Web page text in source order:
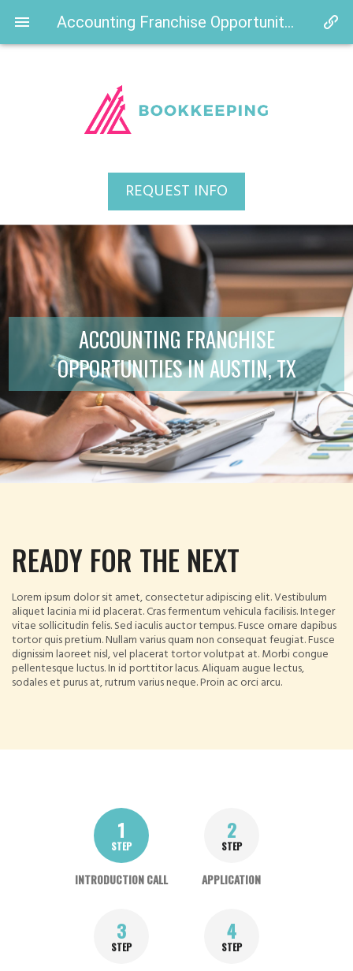
REQUEST INFO
ACCOUNTING FRANCHISE
OPPORTUNITIES IN AUSTIN, TX
READY FOR THE NEXT
Lorem ipsum dolor sit amet, consectetur adipiscing elit. Vestibulum
aliquet lacinia mi id placerat. Cras fermentum vehicula facilisis. Integer
vitae sollicitudin felis. Sed iaculis auctor tempus. Fusce ornare dapibus
tortor quis pretium. Nullam varius quam non consequat feugiat. Fusce
dignissim laoreet nisl, vel placerat tortor volutpat at. Morbi congue
pellentesque luctus. In id porttitor lacus. Aliquam augue lectus,
sodales et purus at, rutrum varius neque. Proin ac orci arcu.
1
STEP
INTRODUCTION CALL
2
STEP
APPLICATION
3
STEP
4
STEP
Accounting Franchise Opportunities in Austin, TX